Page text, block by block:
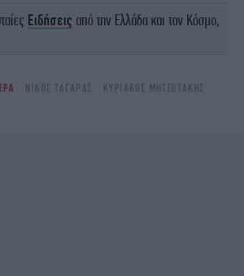
Ειδήσεις από την Ελλάδα και τον Κόσμο,
ΝΊΚΟΣ ΤΑΓΆΡΑΣ
ΚΥΡΙΆΚΟΣ ΜΗΤΣΟΤΆΚΗΣ